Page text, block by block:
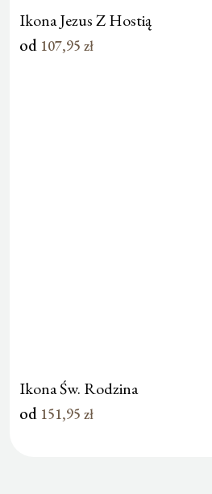
Ikona Jezus Z Hostią
od 107,95 zł
Ikona Św. Rodzina
od 151,95 zł